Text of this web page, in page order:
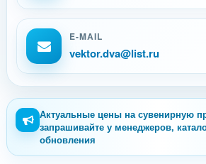
E-MAIL
vektor.dva@list.ru
Актуальные цены на сувенирную
запрашивайте у менеджеров,
обновления